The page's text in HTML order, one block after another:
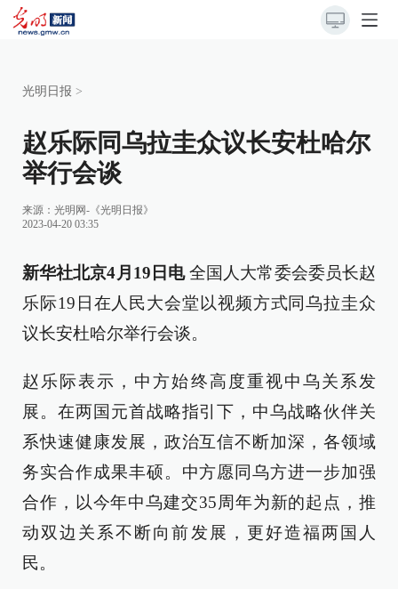
光明日报 >
赵乐际同乌拉圭众议长安杜哈尔
举行会谈
来源： 光明网-《光明日报》
2023-04-20 03:35
新华社北京4月19日电全国人大常委会委员长赵
乐际19日在人民大会堂以视频方式同乌拉圭众
议长安杜哈尔举行会谈。
赵乐际表示，中方始终高度重视中乌关系发
展。在两国元首战略指引下，中乌战略伙伴关
系快速健康发展，政治互信不断加深，各领域
务实合作成果丰硕。中方愿同乌方进一步加强
合作，以今年中乌建交35周年为新的起点，推
动双边关系不断向前发展，更好造福两国人
民。